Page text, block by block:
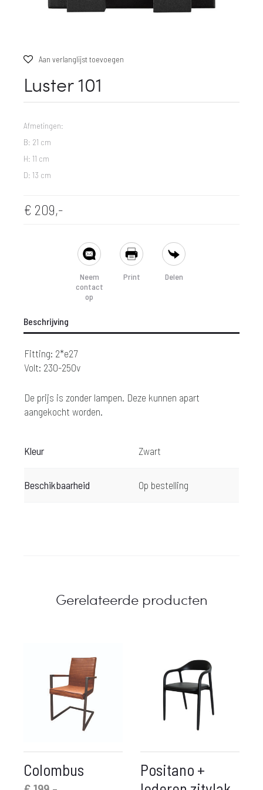
Aan verlanglijst toevoegen
Luster 101
Afmetingen:
B: 21 cm
H: 11 cm
D: 13 cm
€ 209,-
Neem
contact
op
Print Delen
Beschrijving
Fitting: 2*e27
Volt: 230-250v
De prijs is zonder lampen. Deze kunnen apart
aangekocht worden.
Kleur Zwart
Beschikbaarheid Op bestelling
Gerelateerde producten
Colombus
Positano +